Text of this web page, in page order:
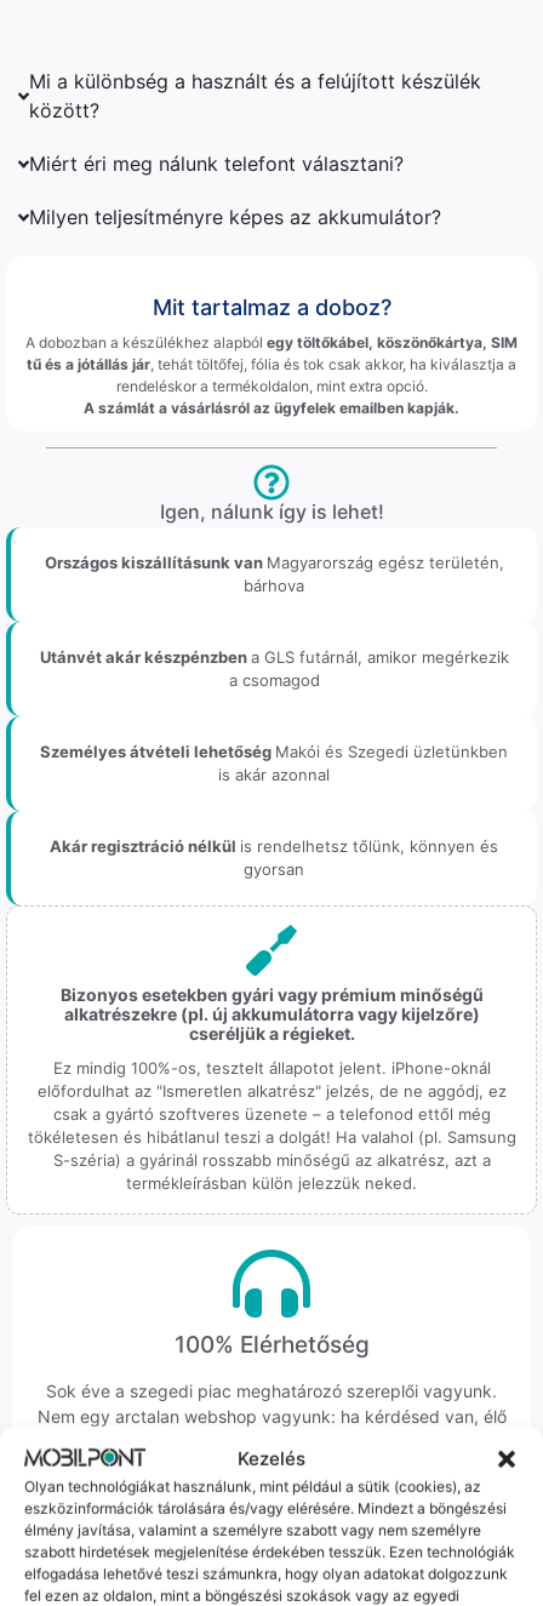
Kezelés
Olyan technológiákat használunk, mint például a sütik (cookies), az
eszközinformációk tárolására és/vagy elérésére. Mindezt a böngészési
élmény javítása, valamint a személyre szabott vagy nem személyre
szabott hirdetések megjelenítése érdekében tesszük. Ezen technológiák
elfogadása lehetővé teszi számunkra, hogy olyan adatokat dolgozzunk
fel ezen az oldalon, mint a böngészési szokások vagy az egyedi
Mi a különbség a használt és a felújított készülék
között?
Miért éri meg nálunk telefont választani?
Milyen teljesítményre képes az akkumulátor?
Mit tartalmaz a doboz?
A dobozban a készülékhez alapból egy töltőkábel, köszönőkártya, SIM
tű és a jótállás jár, tehát töltőfej, fólia és tok csak akkor, ha kiválasztja a
rendeléskor a termékoldalon, mint extra opció.
A számlát a vásárlásról az ügyfelek emailben kapják.
Igen, nálunk így is lehet!
Országos kiszállításunk van Magyarország egész területén,
bárhova
Utánvét akár készpénzbena GLS futárnál, amikor megérkezik
a csomagod
Személyes átvételi lehetőség Makói és Szegedi üzletünkben
is akár azonnal
Akár regisztráció nélkül is rendelhetsz tőlünk, könnyen és
gyorsan
Bizonyos esetekben gyári vagy prémium minőségű
alkatrészekre (pl. új akkumulátorra vagy kijelzőre)
cseréljük a régieket.
Ez mindig 100%-os, tesztelt állapotot jelent. iPhone-oknál
előfordulhat az "Ismeretlen alkatrész" jelzés, de ne aggódj, ez
csak a gyártó szoftveres üzenete – a telefonod ettől még
tökéletesen és hibátlanul teszi a dolgát! Ha valahol (pl. Samsung
S-széria) a gyárinál rosszabb minőségű az alkatrész, azt a
termékleírásban külön jelezzük neked.
100% Elérhetőség
Sok éve a szegedi piac meghatározó szereplői vagyunk.
Nem egy arctalan webshop vagyunk: ha kérdésed van, élő
minket Szegeden.